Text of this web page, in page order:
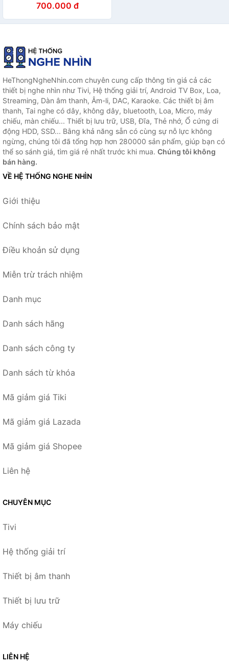
Điện Thoại / Máy Tính Bảng/
oto/ tv
700.000 đ
HeThongNgheNhin.com chuyên cung cấp thông tin giá cả các
thiết bị nghe nhìn như Tivi, Hệ thống giải trí, Android TV Box, Loa,
Streaming, Dàn âm thanh, Âm-li, DAC, Karaoke. Các thiết bị âm
thanh, Tai nghe có dây, không dây, bluetooth, Loa, Micro, máy
chiếu, màn chiếu... Thiết bị lưu trữ, USB, Đĩa, Thẻ nhớ, Ổ cứng di
động HDD, SSD... Bằng khả năng sẵn có cùng sự nỗ lực không
ngừng, chúng tôi đã tổng hợp hơn 280000 sản phẩm, giúp bạn có
thể so sánh giá, tìm giá rẻ nhất trước khi mua. Chúng tôi không
bán hàng.
VỀ HỆ THỐNG NGHE NHÌN
Giới thiệu
Chính sách bảo mật
Điều khoản sử dụng
Miễn trừ trách nhiệm
Danh mục
Danh sách hãng
Danh sách công ty
Danh sách từ khóa
Mã giảm giá Tiki
Mã giảm giá Lazada
Mã giảm giá Shopee
Liên hệ
CHUYÊN MỤC
Tivi
Hệ thống giải trí
Thiết bị âm thanh
Thiết bị lưu trữ
Máy chiếu
LIÊN HỆ